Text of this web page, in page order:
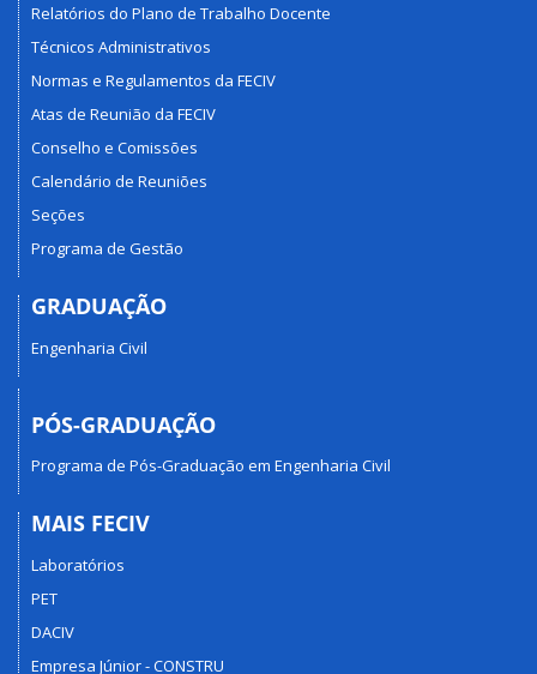
Relatórios do Plano de Trabalho Docente
Técnicos Administrativos
Normas e Regulamentos da FECIV
Atas de Reunião da FECIV
Conselho e Comissões
Calendário de Reuniões
Seções
Programa de Gestão
GRADUAÇÃO
Engenharia Civil
PÓS-GRADUAÇÃO
Programa de Pós-Graduação em Engenharia Civil
MAIS FECIV
Laboratórios
PET
DACIV
Empresa Júnior - CONSTRU